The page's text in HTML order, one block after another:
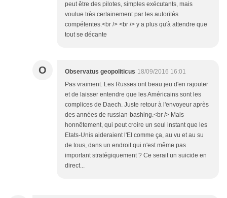
peut être des pilotes, simples exécutants, mais
voulue très certainement par les autorités
compétentes.<br /> <br /> y a plus qu'à attendre que
tout se décante
O Observatus geopoliticus 18/09/2016 16:01
Pas vraiment. Les Russes ont beau jeu d'en rajouter
et de laisser entendre que les Américains sont les
complices de Daech. Juste retour à l'envoyeur après
des années de russian-bashing.<br /> Mais
honnêtement, qui peut croire un seul instant que les
Etats-Unis aideraient l'EI comme ça, au vu et au su
de tous, dans un endroit qui n'est même pas
important stratégiquement ? Ce serait un suicide en
direct...